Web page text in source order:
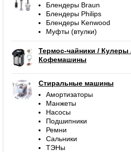
Блендеры Braun
Блендеры Philips
Блендеры Kenwood
Муфты (втулки)
Термос-чайники / Кулеры
Кофемашины
Стиральные машины
Амортизаторы
Манжеты
Насосы
Подшипники
Ремни
Сальники
ТЭНы